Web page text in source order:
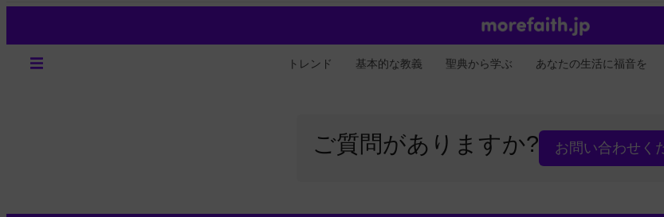
トレンド 基本的な教義 聖典から学ぶ あなたの生活に福音を
ご質問がありますか? お問い合わせく